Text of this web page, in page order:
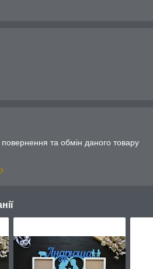
та обмін даного товару